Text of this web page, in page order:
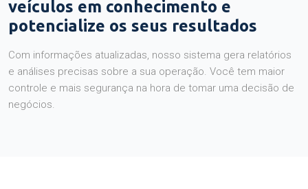
veículos em conhecimento e
potencialize os seus resultados
Com informações atualizadas, nosso sistema gera relatórios
e análises precisas sobre a sua operação. Você tem maior
controle e mais segurança na hora de tomar uma decisão de
negócios.